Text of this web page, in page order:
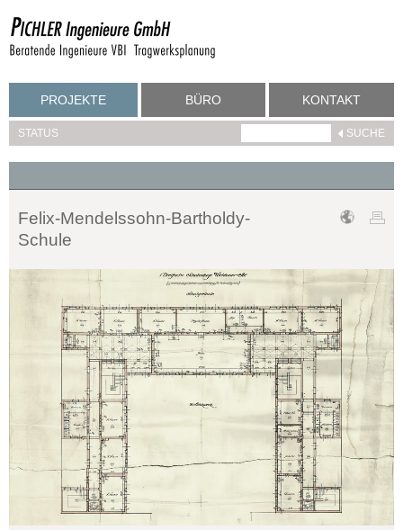
PROJEKTE BÜRO KONTAKT
STATUS
Felix-Mendelssohn-Bartholdy-
Schule